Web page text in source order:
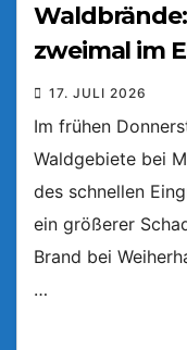
zweimal im
17. JULI 2026
Im frühen
Waldgebiete bei
des schnellen
ein größerer
Brand bei
…